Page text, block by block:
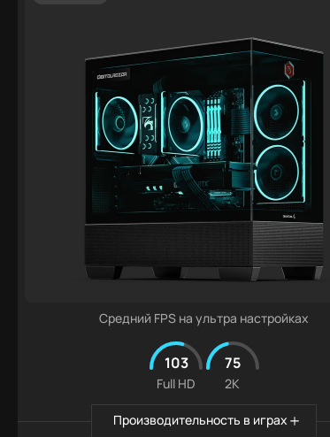
Средний FPS на ультра настройках
103
Full HD
75
2K
Производительность в играх